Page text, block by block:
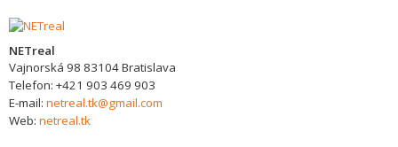
NETreal
Vajnorská 98 83104Bratislava
Telefon: +421 903 469 903
E-mail: netreal.tk@gmail.com
Web: netreal.tk